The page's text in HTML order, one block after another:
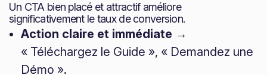
Un CTA bien placé et attractif améliore
significativement le taux de conversion.
Action claire et immédiate →
« Téléchargez le Guide », « Demandez une
Démo ».